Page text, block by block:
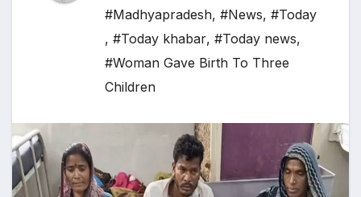
#Madhyapradesh, #News, #Today
, #Today khabar, #Today news,
#Woman Gave Birth To Three
Children